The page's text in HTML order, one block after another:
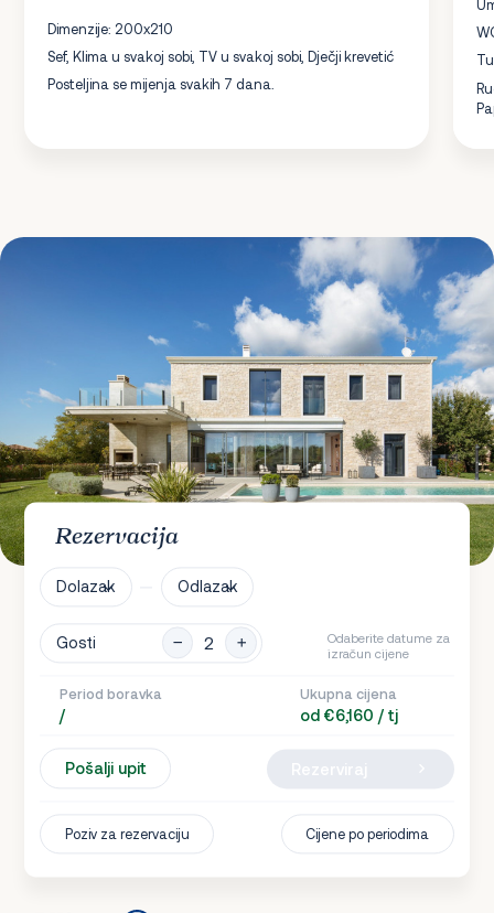
Dimenzije: 200x210
Sef, Klima u svakoj sobi, TV u svakoj sobi, Dječji krevetić
Posteljina se mijenja svakih 7 dana.
Rezervacija
Dolazak Odlazak
Gosti
Odaberite datume za
izračun cijene
Period boravka
/
Ukupna cijena
od €6,160 / tj
Pošalji upit
Poziv za rezervaciju Cijene po periodima